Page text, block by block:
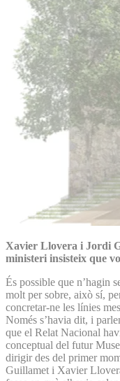
Xavier Llovera i Jordi
ministeri insisteix que
És possible que n’hagin
molt per sobre, això sí,
concretar-ne les línies
Només s’havia dit, i
que el Relat Nacional
conceptual del futur
dirigir des del primer
Guillamet i Xavier